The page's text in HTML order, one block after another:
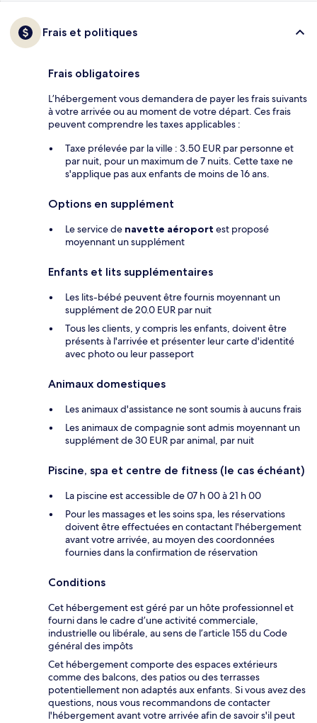
Frais et politiques
Frais obligatoires
L’hébergement vous demandera de payer les frais suivants
à votre arrivée ou au moment de votre départ. Ces frais
peuvent comprendre les taxes applicables :
Taxe prélevée par la ville : 3.50 EUR par personne et
par nuit, pour un maximum de 7 nuits. Cette taxe ne
s'applique pas aux enfants de moins de 16 ans.
Options en supplément
Le service de navette aéroport est proposé
moyennant un supplément
Enfants et lits supplémentaires
Les lits-bébé peuvent être fournis moyennant un
supplément de 20.0 EUR par nuit
Tous les clients, y compris les enfants, doivent être
présents à l'arrivée et présenter leur carte d'identité
avec photo ou leur passeport
Animaux domestiques
Les animaux d'assistance ne sont soumis à aucuns frais
Les animaux de compagnie sont admis moyennant un
supplément de 30 EUR par animal, par nuit
Piscine, spa et centre de fitness (le cas échéant)
La piscine est accessible de 07 h 00 à 21 h 00
Pour les massages et les soins spa, les réservations
doivent être effectuées en contactant l'hébergement
avant votre arrivée, au moyen des coordonnées
fournies dans la confirmation de réservation
Conditions
Cet hébergement est géré par un hôte professionnel et
fourni dans le cadre d’une activité commerciale,
industrielle ou libérale, au sens de l’article 155 du Code
général des impôts
Cet hébergement comporte des espaces extérieurs
comme des balcons, des patios ou des terrasses
potentiellement non adaptés aux enfants. Si vous avez des
questions, nous vous recommandons de contacter
l'hébergement avant votre arrivée afin de savoir s'il peut